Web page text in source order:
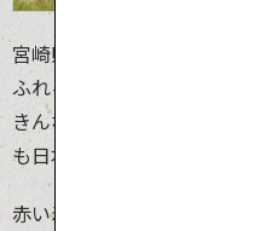
宮崎県日向市の「日向ひょっ
ふれる夏祭りです。「ひょっ
きんな表情の男性、「おかめ
も日本に古くから伝わる夫婦
赤い着物に白の帯の衣装に身